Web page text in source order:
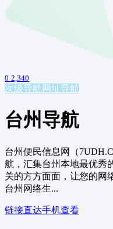
0 2,340
次级导航 网址导航
台州导航
台州便民信息网（
航，汇集台州本地最优秀
关的方方面面，让您的网
台州网络生...
链接直达手机查看